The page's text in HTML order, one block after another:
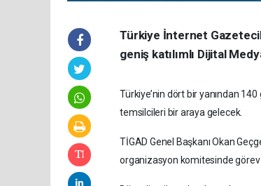
Türkiye İnternet
geniş katılımlı Dijital
Türkiye’nin dört bir yanından
temsilcileri bir araya gelecek.
TİGAD Genel Başkanı Okan
organizasyon komitesinde